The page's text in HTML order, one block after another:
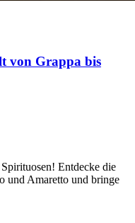
von Grappa bis
Entdecke die
und Amaretto und bringe